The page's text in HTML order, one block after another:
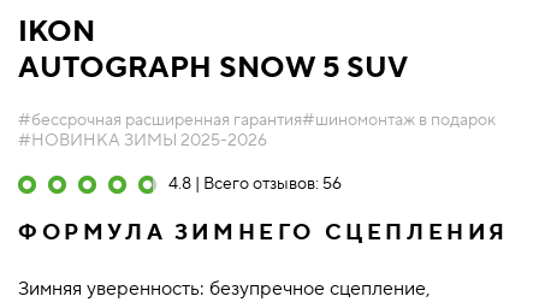
IKON
AUTOGRAPH SNOW 5 SUV
#бессрочная расширенная гарантия#шиномонтаж в подарок
#НОВИНКА ЗИМЫ 2025-2026
4.8 | Всего отзывов: 56
ФОРМУЛА ЗИМНЕГО СЦЕПЛЕНИЯ
Зимняя уверенность: безупречное сцепление,